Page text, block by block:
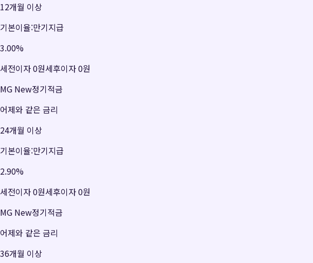
12개월 이상
기본이율:만기지급
3.00%
세전이자0원세후이자0원
MG New정기적금
어제와 같은 금리
24개월 이상
기본이율:만기지급
2.90%
세전이자0원세후이자0원
MG New정기적금
어제와 같은 금리
36개월 이상